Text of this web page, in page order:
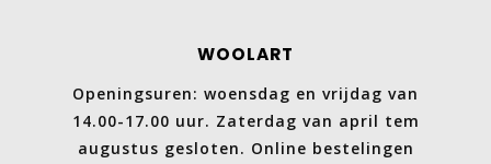
WOOLART
Openingsuren: woensdag en vrijdag van
14.00-17.00 uur. Zaterdag van april tem
augustus gesloten. Online bestelingen